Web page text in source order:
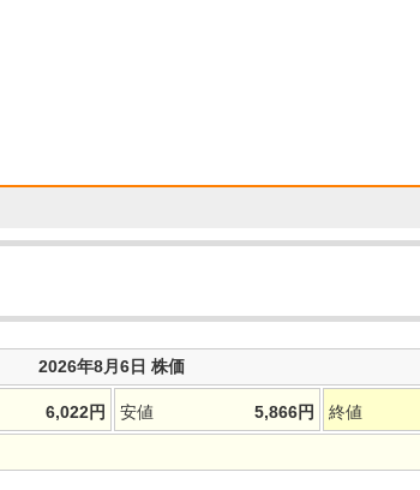
2026年8月6日 株価
6,022円 安値 5,866円 終値